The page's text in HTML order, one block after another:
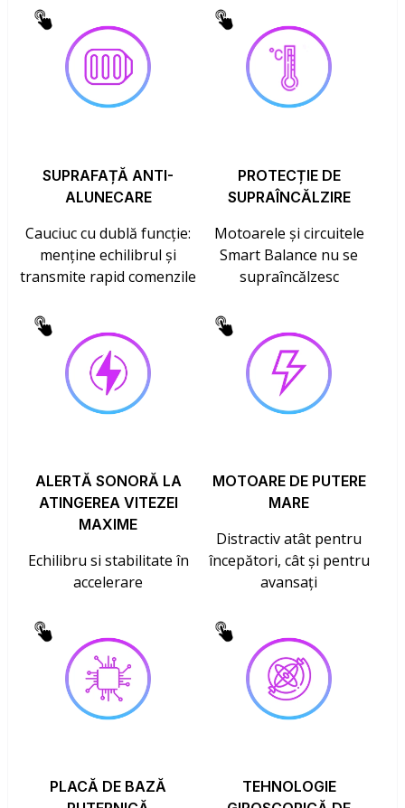
SUPRAFAȚĂ ANTI-
ALUNECARE
Cauciuc cu dublă funcție:
menține echilibrul și
transmite rapid comenzile
PROTECȚIE DE
SUPRAÎNCĂLZIRE
Motoarele și circuitele
Smart Balance nu se
supraîncălzesc
ALERTĂ SONORĂ LA
ATINGEREA VITEZEI
MAXIME
Echilibru si stabilitate în
accelerare
MOTOARE DE PUTERE
MARE
Distractiv atât pentru
începători, cât și pentru
avansați
PLACĂ DE BAZĂ
TEHNOLOGIE